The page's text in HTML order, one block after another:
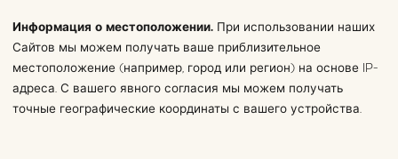
Информация о местоположении.При использовании наших
Сайтов мы можем получать ваше приблизительное
местоположение (например, город или регион) на основе IP-
адреса. С вашего явного согласия мы можем получать
точные географические координаты с вашего устройства.